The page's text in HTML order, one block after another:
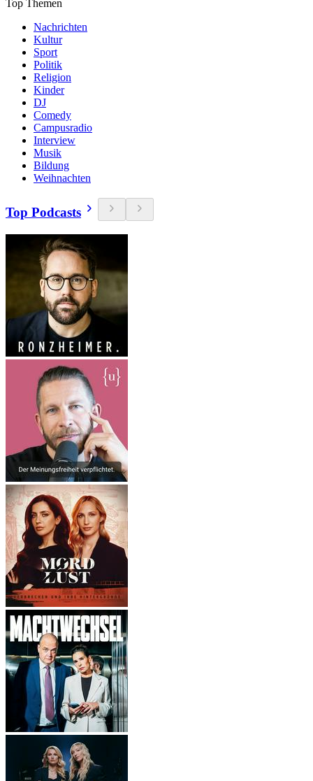
Top Themen
Nachrichten
Kultur
Sport
Politik
Religion
Kinder
DJ
Comedy
Campusradio
Interview
Musik
Bildung
Weihnachten
Top Podcasts